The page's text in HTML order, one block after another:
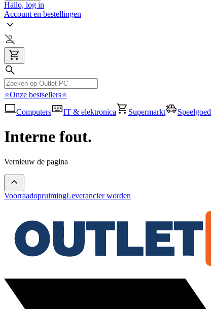
Hallo, log in
Account en bestellingen
⭐Onze bestsellers⭐
Computers
IT & elektronica Supermarkt Speelgoed
Interne fout.
Vernieuw de pagina
VoorraadopruimingLeverancier worden